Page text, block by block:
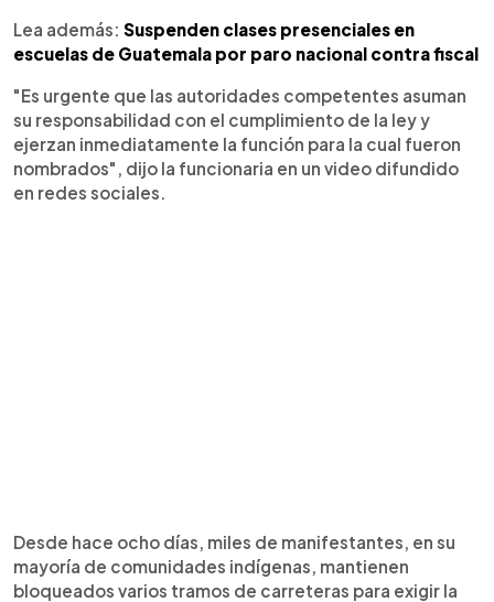
Lea además: Suspenden clases presenciales en
escuelas de Guatemala por paro nacional contra fiscal
"Es urgente que las autoridades competentes asuman
su responsabilidad con el cumplimiento de la ley y
ejerzan inmediatamente la función para la cual fueron
nombrados", dijo la funcionaria en un video difundido
en redes sociales.
Desde hace ocho días, miles de manifestantes, en su
mayoría de comunidades indígenas, mantienen
bloqueados varios tramos de carreteras para exigir la